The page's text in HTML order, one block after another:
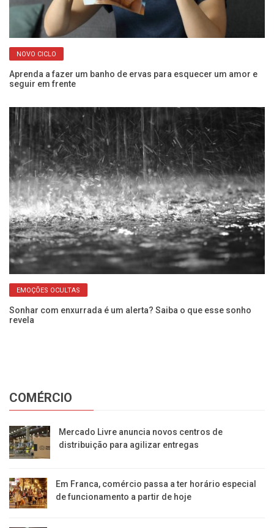
NOVO CICLO
Aprenda a fazer um banho de ervas para esquecer um amor e
seguir em frente
EMOÇÕES OCULTAS
Sonhar com enxurrada é um alerta? Saiba o que esse sonho
revela
COMÉRCIO
Mercado Livre anuncia novos centros de
distribuição para agilizar entregas
Em Franca, comércio passa a ter horário especial
de funcionamento a partir de hoje